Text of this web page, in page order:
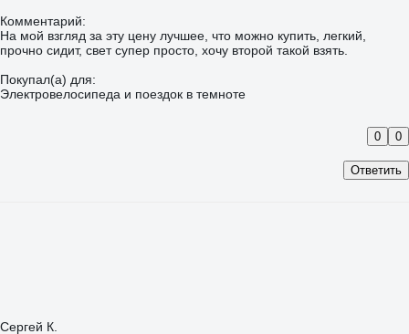
Комментарий:
На мой взгляд за эту цену лучшее, что можно купить, легкий,
прочно сидит, свет супер просто, хочу второй такой взять.
Покупал(а) для:
Электровелосипеда и поездок в темноте
Ответить
0 0
Сергей К.